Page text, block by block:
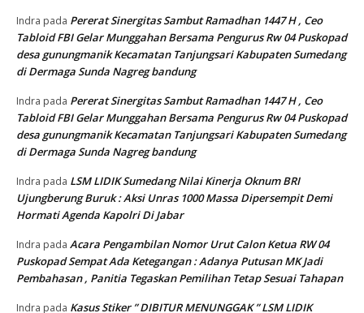
Indra pada Pererat Sinergitas Sambut Ramadhan 1447 H , Ceo
Tabloid FBI Gelar Munggahan Bersama Pengurus Rw 04 Puskopad
desa gunungmanik Kecamatan Tanjungsari Kabupaten Sumedang
di Dermaga Sunda Nagreg bandung
Indra pada Pererat Sinergitas Sambut Ramadhan 1447 H , Ceo
Tabloid FBI Gelar Munggahan Bersama Pengurus Rw 04 Puskopad
desa gunungmanik Kecamatan Tanjungsari Kabupaten Sumedang
di Dermaga Sunda Nagreg bandung
Indra pada LSM LIDIK Sumedang Nilai Kinerja Oknum BRI
Ujungberung Buruk : Aksi Unras 1000 Massa Dipersempit Demi
Hormati Agenda Kapolri Di Jabar
Indra pada Acara Pengambilan Nomor Urut Calon Ketua RW 04
Puskopad Sempat Ada Ketegangan : Adanya Putusan MK Jadi
Pembahasan , Panitia Tegaskan Pemilihan Tetap Sesuai Tahapan
Indra pada Kasus Stiker ” DIBITUR MENUNGGAK ” LSM LIDIK